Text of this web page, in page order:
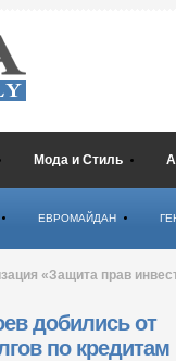
Мода и Стиль
ЕВРОМАЙДАН
«Защита прав
добились от
по кредитам